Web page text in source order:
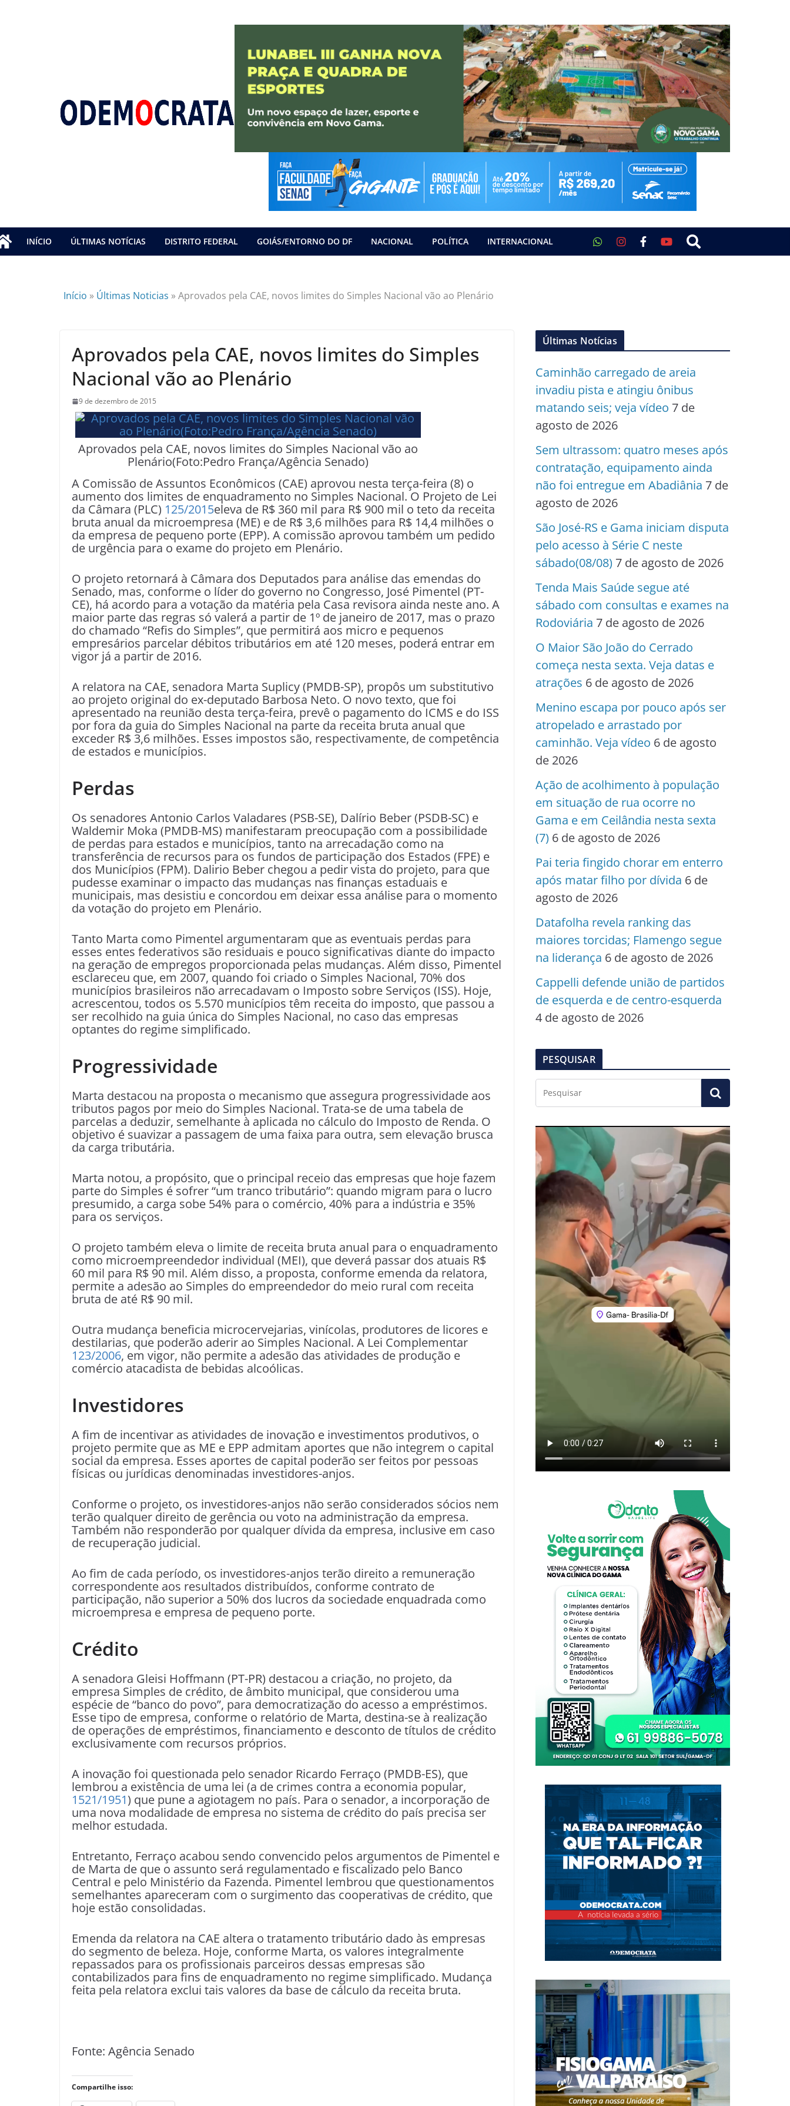
INÍCIO ÚLTIMAS NOTÍCIAS DISTRITO FEDERAL GOIÁS/ENTORNO DO DF NACIONAL POLÍTICA INTERNACIONAL
Início » Últimas Noticias »Aprovados pela CAE, novos limites do Simples Nacional vão ao Plenário
Aprovados pela CAE, novos limites do Simples
Nacional vão ao Plenário
9 de dezembro de 2015
Aprovados pela CAE, novos limites do Simples Nacional vão ao
Plenário(Foto:Pedro França/Agência Senado)
A Comissão de Assuntos Econômicos (CAE) aprovou nesta terça-feira (8) o
aumento dos limites de enquadramento no Simples Nacional. O Projeto de Lei
da Câmara (PLC) 125/2015eleva de R$ 360 mil para R$ 900 mil o teto da receita
bruta anual da microempresa (ME) e de R$ 3,6 milhões para R$ 14,4 milhões o
da empresa de pequeno porte (EPP). A comissão aprovou também um pedido
de urgência para o exame do projeto em Plenário.
O projeto retornará à Câmara dos Deputados para análise das emendas do
Senado, mas, conforme o líder do governo no Congresso, José Pimentel (PT-
CE), há acordo para a votação da matéria pela Casa revisora ainda neste ano. A
maior parte das regras só valerá a partir de 1º de janeiro de 2017, mas o prazo
do chamado “Refis do Simples”, que permitirá aos micro e pequenos
empresários parcelar débitos tributários em até 120 meses, poderá entrar em
vigor já a partir de 2016.
A relatora na CAE, senadora Marta Suplicy (PMDB-SP), propôs um substitutivo
ao projeto original do ex-deputado Barbosa Neto. O novo texto, que foi
apresentado na reunião desta terça-feira, prevê o pagamento do ICMS e do ISS
por fora da guia do Simples Nacional na parte da receita bruta anual que
exceder R$ 3,6 milhões. Esses impostos são, respectivamente, de competência
de estados e municípios.
Perdas
Os senadores Antonio Carlos Valadares (PSB-SE), Dalírio Beber (PSDB-SC) e
Waldemir Moka (PMDB-MS) manifestaram preocupação com a possibilidade
de perdas para estados e municípios, tanto na arrecadação como na
transferência de recursos para os fundos de participação dos Estados (FPE) e
dos Municípios (FPM). Dalirio Beber chegou a pedir vista do projeto, para que
pudesse examinar o impacto das mudanças nas finanças estaduais e
municipais, mas desistiu e concordou em deixar essa análise para o momento
da votação do projeto em Plenário.
Tanto Marta como Pimentel argumentaram que as eventuais perdas para
esses entes federativos são residuais e pouco significativas diante do impacto
na geração de empregos proporcionada pelas mudanças. Além disso, Pimentel
esclareceu que, em 2007, quando foi criado o Simples Nacional, 70% dos
municípios brasileiros não arrecadavam o Imposto sobre Serviços (ISS). Hoje,
acrescentou, todos os 5.570 municípios têm receita do imposto, que passou a
ser recolhido na guia única do Simples Nacional, no caso das empresas
optantes do regime simplificado.
Progressividade
Marta destacou na proposta o mecanismo que assegura progressividade aos
tributos pagos por meio do Simples Nacional. Trata-se de uma tabela de
parcelas a deduzir, semelhante à aplicada no cálculo do Imposto de Renda. O
objetivo é suavizar a passagem de uma faixa para outra, sem elevação brusca
da carga tributária.
Marta notou, a propósito, que o principal receio das empresas que hoje fazem
parte do Simples é sofrer “um tranco tributário”: quando migram para o lucro
presumido, a carga sobe 54% para o comércio, 40% para a indústria e 35%
para os serviços.
O projeto também eleva o limite de receita bruta anual para o enquadramento
como microempreendedor individual (MEI), que deverá passar dos atuais R$
60 mil para R$ 90 mil. Além disso, a proposta, conforme emenda da relatora,
permite a adesão ao Simples do empreendedor do meio rural com receita
bruta de até R$ 90 mil.
Outra mudança beneficia microcervejarias, vinícolas, produtores de licores e
destilarias, que poderão aderir ao Simples Nacional. A Lei Complementar
123/2006, em vigor, não permite a adesão das atividades de produção e
comércio atacadista de bebidas alcoólicas.
Investidores
A fim de incentivar as atividades de inovação e investimentos produtivos, o
projeto permite que as ME e EPP admitam aportes que não integrem o capital
social da empresa. Esses aportes de capital poderão ser feitos por pessoas
físicas ou jurídicas denominadas investidores-anjos.
Conforme o projeto, os investidores-anjos não serão considerados sócios nem
terão qualquer direito de gerência ou voto na administração da empresa.
Também não responderão por qualquer dívida da empresa, inclusive em caso
de recuperação judicial.
Ao fim de cada período, os investidores-anjos terão direito a remuneração
correspondente aos resultados distribuídos, conforme contrato de
participação, não superior a 50% dos lucros da sociedade enquadrada como
microempresa e empresa de pequeno porte.
Crédito
A senadora Gleisi Hoffmann (PT-PR) destacou a criação, no projeto, da
empresa Simples de crédito, de âmbito municipal, que considerou uma
espécie de “banco do povo”, para democratização do acesso a empréstimos.
Esse tipo de empresa, conforme o relatório de Marta, destina-se à realização
de operações de empréstimos, financiamento e desconto de títulos de crédito
exclusivamente com recursos próprios.
A inovação foi questionada pelo senador Ricardo Ferraço (PMDB-ES), que
lembrou a existência de uma lei (a de crimes contra a economia popular,
1521/1951) que pune a agiotagem no país. Para o senador, a incorporação de
uma nova modalidade de empresa no sistema de crédito do país precisa ser
melhor estudada.
Entretanto, Ferraço acabou sendo convencido pelos argumentos de Pimentel e
de Marta de que o assunto será regulamentado e fiscalizado pelo Banco
Central e pelo Ministério da Fazenda. Pimentel lembrou que questionamentos
semelhantes apareceram com o surgimento das cooperativas de crédito, que
hoje estão consolidadas.
Emenda da relatora na CAE altera o tratamento tributário dado às empresas
do segmento de beleza. Hoje, conforme Marta, os valores integralmente
repassados para os profissionais parceiros dessas empresas são
contabilizados para fins de enquadramento no regime simplificado. Mudança
feita pela relatora exclui tais valores da base de cálculo da receita bruta.
Fonte: Agência Senado
Compartilhe isso:
Últimas Notícias
Caminhão carregado de areia
invadiu pista e atingiu ônibus
matando seis; veja vídeo 7 de
agosto de 2026
Sem ultrassom: quatro meses após
contratação, equipamento ainda
não foi entregue em Abadiânia 7 de
agosto de 2026
São José-RS e Gama iniciam disputa
pelo acesso à Série C neste
sábado(08/08) 7 de agosto de 2026
Tenda Mais Saúde segue até
sábado com consultas e exames na
Rodoviária 7 de agosto de 2026
O Maior São João do Cerrado
começa nesta sexta. Veja datas e
atrações 6 de agosto de 2026
Menino escapa por pouco após ser
atropelado e arrastado por
caminhão. Veja vídeo 6 de agosto
de 2026
Ação de acolhimento à população
em situação de rua ocorre no
Gama e em Ceilândia nesta sexta
(7) 6 de agosto de 2026
Pai teria fingido chorar em enterro
após matar filho por dívida 6 de
agosto de 2026
Datafolha revela ranking das
maiores torcidas; Flamengo segue
na liderança 6 de agosto de 2026
Cappelli defende união de partidos
de esquerda e de centro-esquerda
4 de agosto de 2026
PESQUISAR